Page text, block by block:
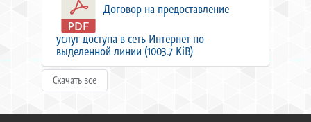
Договор на предоставление
услуг доступа в сеть Интернет по
выделенной линии (1003.7 KiB)
Скачать все